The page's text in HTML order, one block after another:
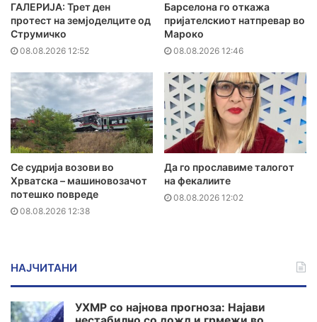
ГАЛЕРИЈА: Трет ден
протест на земјоделците од
Струмичко
08.08.2026 12:52
Барселона го откажа
пријателскиот натпревар во
Мароко
08.08.2026 12:46
Се судрија возови во
Хрватска – машиновозачот
потешко повреде
08.08.2026 12:38
Да го прославиме талогот
на фекалиите
08.08.2026 12:02
НАЈЧИТАНИ
УХМР со најнова прогноза: Најави